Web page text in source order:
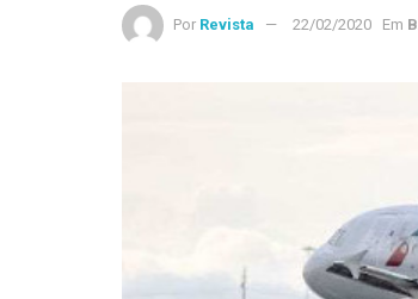
Por Revista 22/02/2020 Em